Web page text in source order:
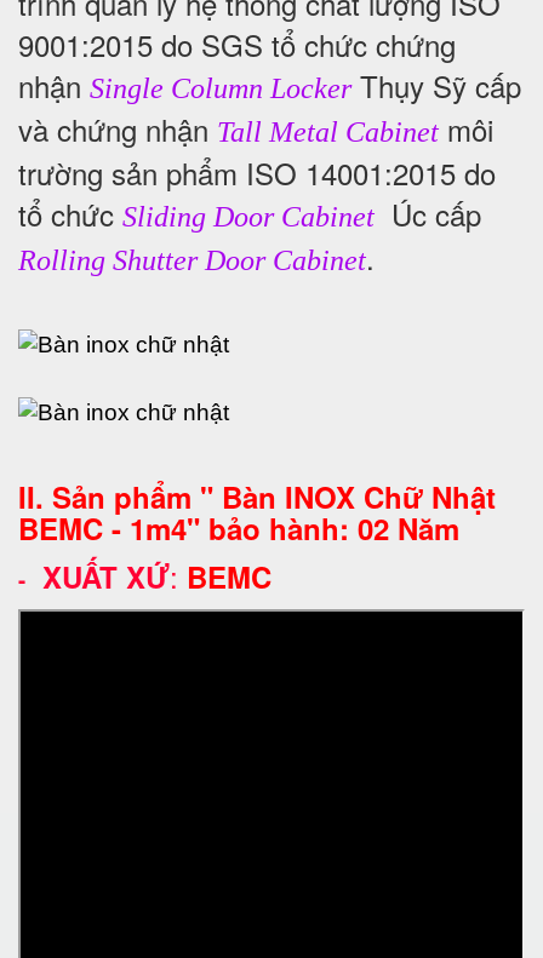
9001:2015 do SGS tổ chức chứng
nhận Single Column LockerThụy Sỹ cấp
và chứng nhận Tall Metal Cabinet môi
trường sản phẩm ISO 14001:2015 do
tổ chức Sliding Door Cabinet Úc cấp
Rolling Shutter Door Cabinet.
II. Sản phẩm " Bàn INOX Chữ Nhật
BEMC - 1m4" bảo hành: 02 Năm
- XUẤT XỨ: BEMC